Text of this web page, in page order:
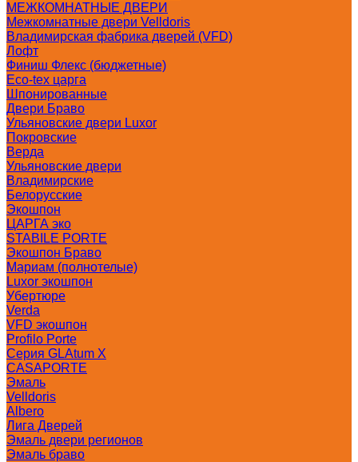
МЕЖКОМНАТНЫЕ ДВЕРИ
Межкомнатные двери Velldoris
Владимирская фабрика дверей (VFD)
Лофт
Финиш Флекс (бюджетные)
Eco-tex царга
Шпонированные
Двери Браво
Ульяновские двери Luxor
Покровские
Верда
Ульяновские двери
Владимирские
Белорусские
Экошпон
ЦАРГА эко
STABILE PORTE
Экошпон Браво
Мариам (полнотелые)
Luxor экошпон
Убертюре
Verda
VFD экошпон
Profilo Porte
Серия GLAtum X
CASAPORTE
Эмаль
Velldoris
Albero
Лига Дверей
Эмаль двери регионов
Эмаль браво